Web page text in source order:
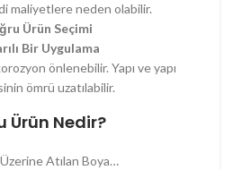
maliyetlere neden olabilir.
Ürün Seçimi
Bir Uygulama
önlenebilir. Yapı ve yapı
ömrü uzatılabilir.
Ürün Nedir?
Atılan Boya…